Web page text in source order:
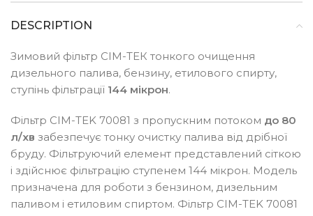
DESCRIPTION
Зимовий фільтр СІМ-ТЕК тонкого очищення
дизельного палива, бензину, етилового спирту,
ступінь фільтрації 144 мікрон.
Фільтр CIM-TEK 70081 з пропускним потоком до 80
л/хв забезпечує тонку очистку палива від дрібної
бруду. Фільтруючий елемент представлений сіткою
і здійснює фільтрацію ступенем 144 мікрон. Модель
призначена для роботи з бензином, дизельним
паливом і етиловим спиртом. Фільтр CIM-TEK 70081